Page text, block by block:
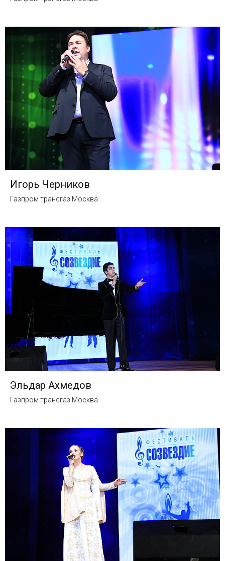
Игорь Черников
Газпром трансгаз Москва
Эльдар Ахмедов
Газпром трансгаз Москва